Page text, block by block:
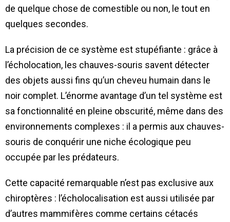
de quelque chose de comestible ou non, le tout en
quelques secondes.
La précision de ce système est stupéfiante : grâce à
l’écholocation, les chauves-souris savent détecter
des objets aussi fins qu’un cheveu humain dans le
noir complet. L’énorme avantage d’un tel système est
sa fonctionnalité en pleine obscurité, même dans des
environnements complexes : il a permis aux chauves-
souris de conquérir une niche écologique peu
occupée par les prédateurs.
Cette capacité remarquable n’est pas exclusive aux
chiroptères : l’écholocalisation est aussi utilisée par
d’autres mammifères comme certains cétacés